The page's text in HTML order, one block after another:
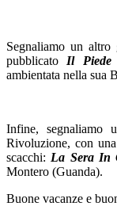
Segnaliamo un
pubblicato Il Piede
ambientata nella sua
Infine, segnaliamo
Rivoluzione, con
scacchi: La Sera In
Montero (Guanda).
Buone vacanze e